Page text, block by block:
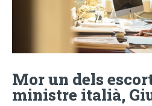
Mor un dels
ministre italià,